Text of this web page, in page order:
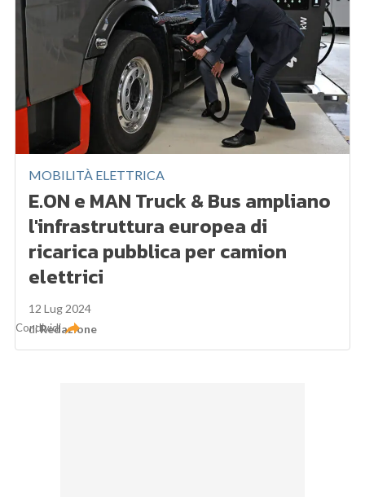
MOBILITÀ ELETTRICA
E.ON e MAN Truck & Bus ampliano
l'infrastruttura europea di
ricarica pubblica per camion
elettrici
12 Lug 2024
diRedazione
Condividi